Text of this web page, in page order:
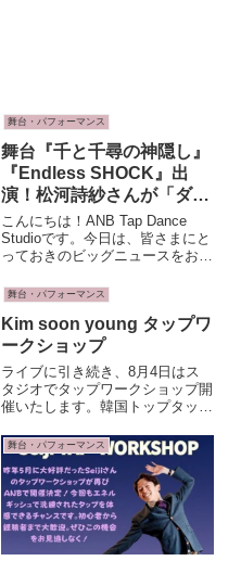
舞台・パフォーマンス
舞台『千と千尋の神隠し』
『Endless SHOCK』出
演！松河詩紗さんが「ダン
スでGO！」に登場！
こんにちは！ANB Tap Dance
Studioです。今日は、皆さまにと
っておきのビッグニュースをお届
開催される、私たちANB主催の
GO！」に、なんと！舞台・ミュ
ージカル界で大活...
舞台・パフォーマンス
Kim soon young タップワ
ークショップ
ライブに引き続き、8月4日はス
タジオでタップワークショップ開
催いたします。韓国トップタップ
滅多にないチャンスです。ぜひ、
パワフルなタップにリズムを一緒
に体感しましょう！
舞台・パフォーマンス